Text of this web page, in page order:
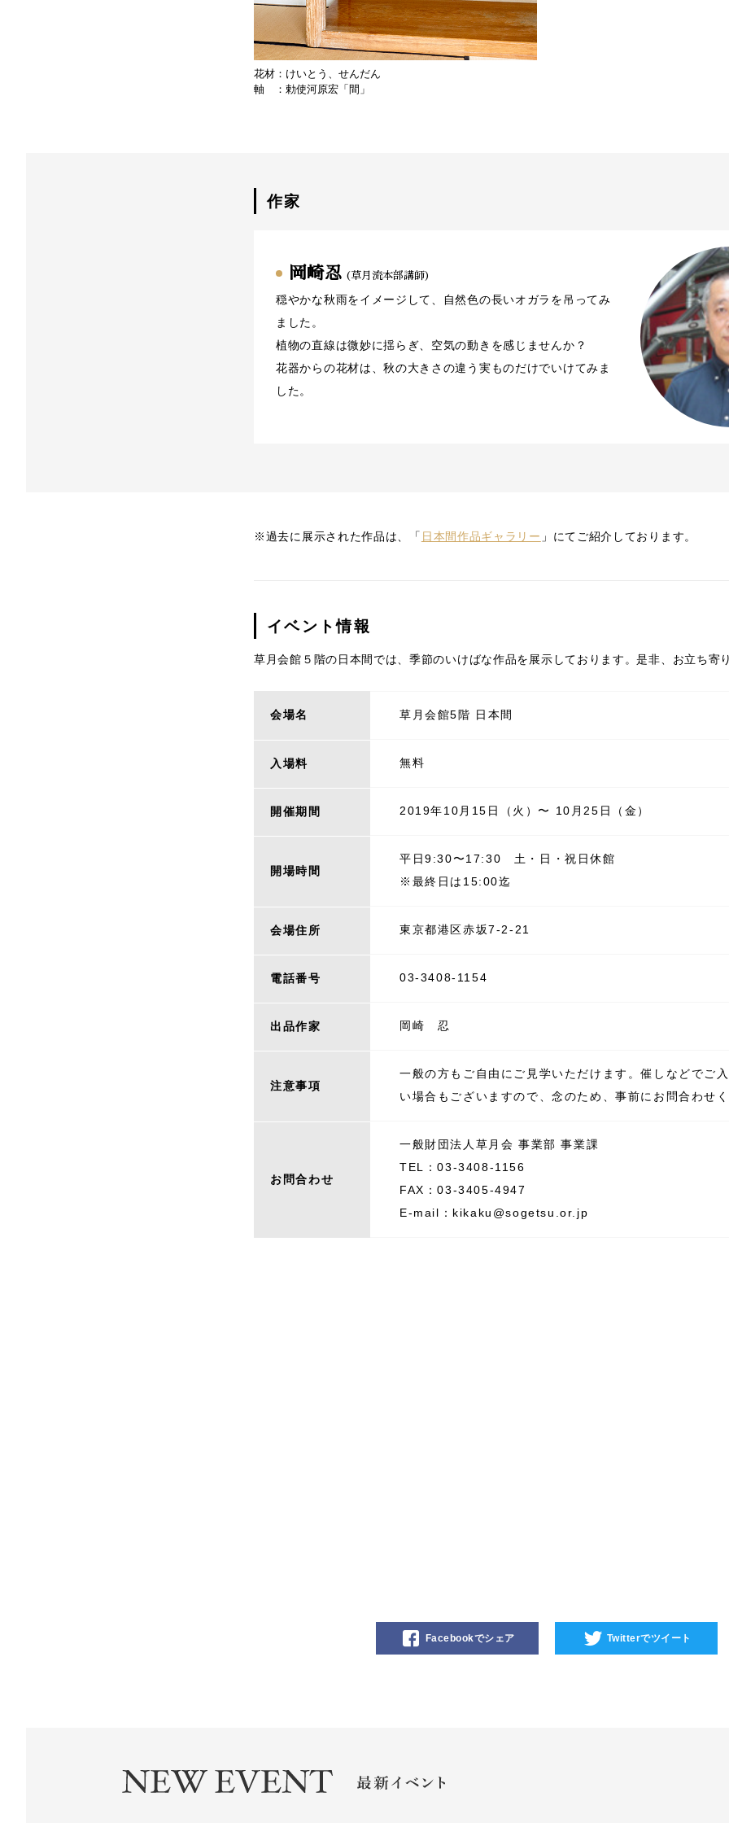
花材：けいとう、せんだん
軸 ：勅使河原宏「間」
作家
岡崎忍 (草月流本部講師)
穏やかな秋雨をイメージして、自然色の長いオガラを吊ってみ
ました。
植物の直線は微妙に揺らぎ、空気の動きを感じませんか？
花器からの花材は、秋の大きさの違う実ものだけでいけてみま
した。
※過去に展示された作品は、「 日本間作品ギャラリー 」にてご紹介しております。
イベント情報
草月会館５階の日本間では、季節のいけばな作品を展示しております。是非、お立ち寄
会場名 草月会館5階 日本間
入場料 無料
開催期間 2019年10月15日（火）〜 10月25日（金）
開場時間
平日9:30〜17:30 土・日・祝日休館
※最終日は15:00迄
会場住所 東京都港区赤坂7-2-21
電話番号 03-3408-1154
出品作家 岡崎 忍
注意事項
一般の方もご自由にご見学いただけます。催しなどでご
い場合もございますので、念のため、事前にお問合わせく
お問合わせ
一般財団法人草月会 事業部 事業課
TEL：03-3408-1156
FAX：03-3405-4947
E-mail：kikaku@sogetsu.or.jp
Facebookでシェア Twitterでツイート